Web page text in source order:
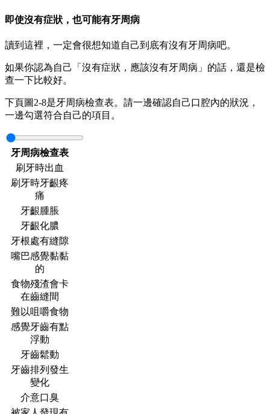
即使沒有症狀，也可能有牙周病
讀到這裡，一定會很想知道自己到底有沒有牙周病吧。
如果你認為自己「沒有症狀，應該沒有牙周病」的話，還是檢
查一下比較好。
下頁圖2-8是牙周病檢查表。請一邊確認自己口腔內的狀況，
一邊勾選符合自己的項目。
牙周病檢查表
刷牙時出血
刷牙時牙齦疼
痛
牙齦腫脹
牙齦化膿
牙根處有縫隙
嘴巴感覺黏黏
的
食物殘渣會卡
在齒縫間
難以咀嚼食物
感覺牙齒有點
浮動
牙齒鬆動
牙齒排列發生
變化
介意口臭